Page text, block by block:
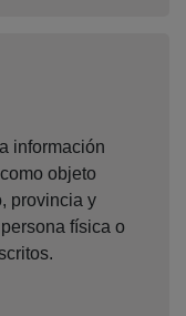
información
objeto
provincia y
física o